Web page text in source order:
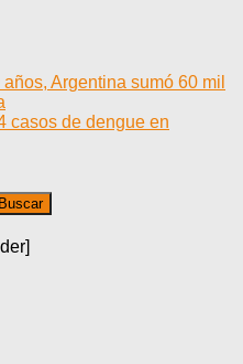
años, Argentina sumó 60 mil
casos de dengue en